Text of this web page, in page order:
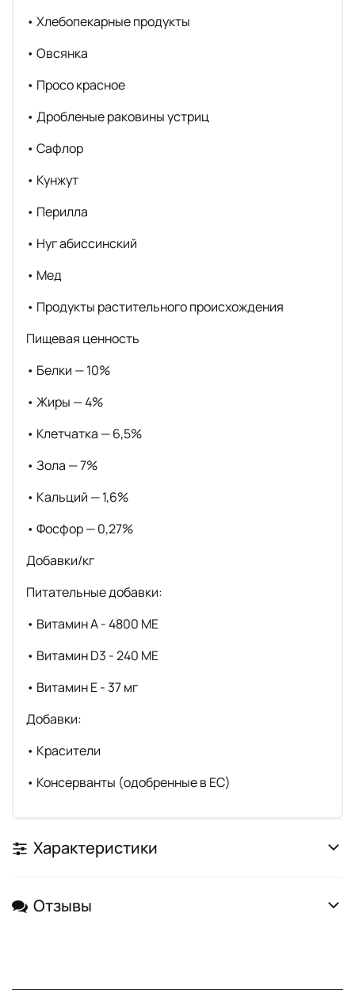
• Хлебопекарные продукты
• Овсянка
• Просо красное
• Дробленые раковины устриц
• Сафлор
• Кунжут
• Перилла
• Нуг абиссинский
• Мед
• Продукты растительного происхождения
Пищевая ценность
• Белки — 10%
• Жиры — 4%
• Клетчатка — 6,5%
• Зола — 7%
• Кальций — 1,6%
• Фосфор — 0,27%
Добавки/кг
Питательные добавки:
• Витамин A - 4800 МЕ
• Витамин D3 - 240 МЕ
• Витамин E - 37 мг
Добавки:
• Красители
• Консерванты (одобренные в ЕС)
Характеристики
Отзывы